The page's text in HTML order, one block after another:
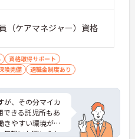
（ケアマネジャー）資格
資格取得サポート
険完備 退職金制度あり
が、その分マイカ
できる託児所もあ
きやすい環境が整
気軽にお問い合わ